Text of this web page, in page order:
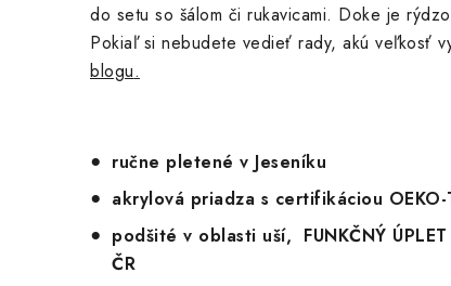
do setu so šálom či rukavicami. Doke je
Pokiaľ si nebudete vedieť rady, akú veľkosť
blogu.
ručne pletené v Jeseníku
akrylová priadza s certifikáciou
podšité v oblasti uší, FUNKČNÝ
ČR